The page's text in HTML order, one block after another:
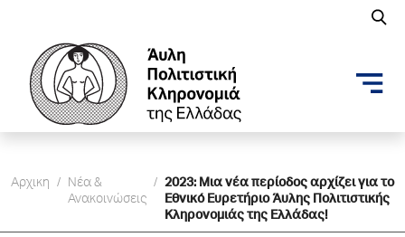
Αρχικη /
Νέα &
Ανακοινώσεις
/ 2023: Μια νέα περίοδος αρχίζει για το
Εθνικό Ευρετήριο Άυλης Πολιτιστικής
Κληρονομιάς της Ελλάδας!